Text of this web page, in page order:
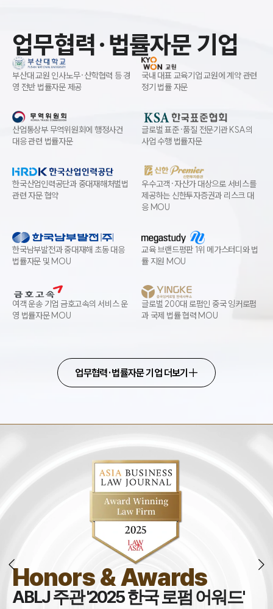
인재채용
만화로 보는 사례
업무협력·법률자문 기업
부산대 교원 인사노무·산학협력 등 경
영 전반 법률자문 제공
국내 대표 교육기업 교원에 계약 관련
정기 법률 자문
산업통상부 무역위원회에 행정사건
대응 관련 법률자문
글로벌 표준·품질 전문기관 KSA의
사업 수행 법률자문
한국산업인력공단과 중대재해처벌법
관련 자문 협약
우수고객·자산가 대상으로 서비스를
제공하는 신한투자증권과 리스크 대
응 MOU
한국남부발전과 중대재해 초동 대응
법률자문 및 MOU
교육 브랜드평판 1위 메가스터디와 법
률 지원 MOU
여객 운송 기업 금호고속의 서비스 운
영 법률자문 MOU
글로벌 200대 로펌인 중국 잉커로펌
과 국제 법률 협력 MOU
업무협력·법률자문 기업 더보기
Honors & Awards
ABLJ 주관 '2025 한국 로펌 어워드'